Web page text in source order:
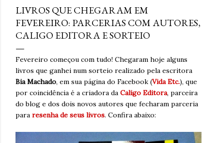
diminuir a ansiedade, mas cada pequena coisa fazia toda
diferença. Ansiedade era algo que não desejava para
ninguém. Então, temporariamente se imaginar em um
lugar seguro poderia fazer toda diferença. Era algo que
muita gente já fazia de forma intuitiva, mas que ao
reaprender ganha um novo significado. Após dias sem
escrever, estava sentindo falta de brincar com as
palavras. A verdade é qu...
LIVROS QUE CHEGARAM EM
FEVEREIRO: PARCERIAS COM AUTORES,
CALIGO EDITORA E SORTEIO
Fevereiro começou com tudo! Chegaram hoje alguns
livros que ganhei num sorteio realizado pela escritora
Bia Machado, em sua página do Facebook (Vida Etc.), que
por coincidência é a criadora da Caligo Editora, parceira
do blog e dos dois novos autores que fecharam parceria
para resenha de seus livros. Confira abaixo: